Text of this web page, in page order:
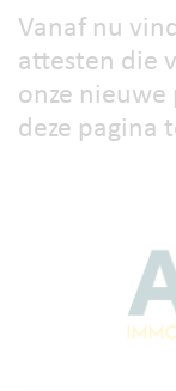
Vanaf nu
attesten die
onze nieuwe
deze pagina